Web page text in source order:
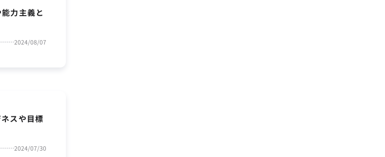
力主義と
2024/08/07
スや目標
2024/07/30